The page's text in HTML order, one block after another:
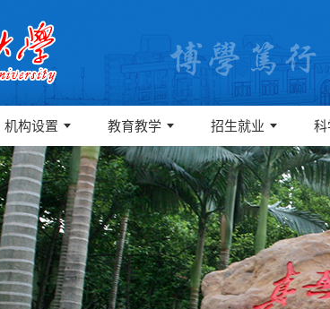
机构设置 教育教学 招生就业 科